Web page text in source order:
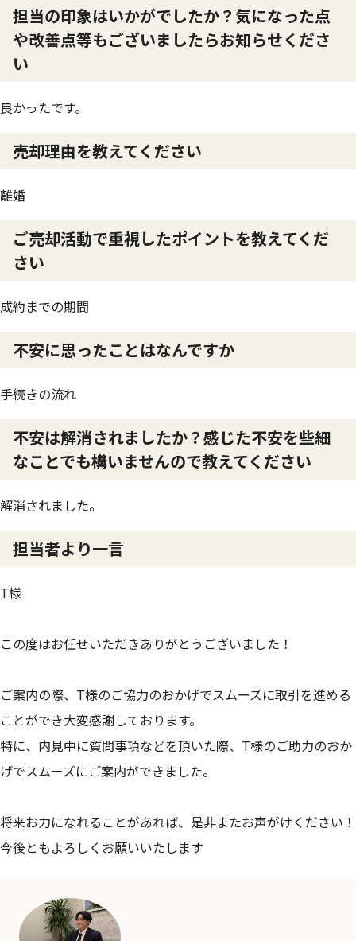
担当の印象はいかがでしたか？気になった点
や改善点等もございましたらお知らせくださ
い
良かったです。
売却理由を教えてください
離婚
ご売却活動で重視したポイントを教えてくだ
さい
成約までの期間
不安に思ったことはなんですか
手続きの流れ
不安は解消されましたか？感じた不安を些細
なことでも構いませんので教えてください
解消されました。
担当者より一言
T様
この度はお任せいただきありがとうございました！
ご案内の際、T様のご協力のおかげでスムーズに取引を進める
ことができ大変感謝しております。
特に、内見中に質問事項などを頂いた際、T様のご助力のおか
げでスムーズにご案内ができました。
将来お力になれることがあれば、是非またお声がけください！
今後ともよろしくお願いいたします